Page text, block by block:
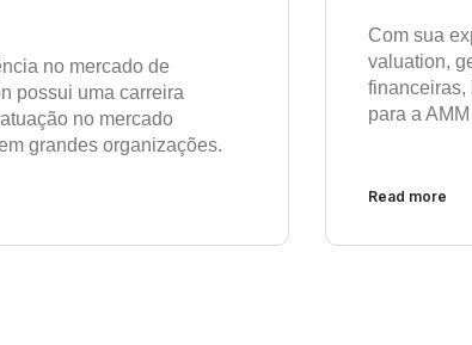
no mercado de
possui uma carreira
no mercado
grandes organizações.
Com sua
valuation,
financeiras,
para a
Read more